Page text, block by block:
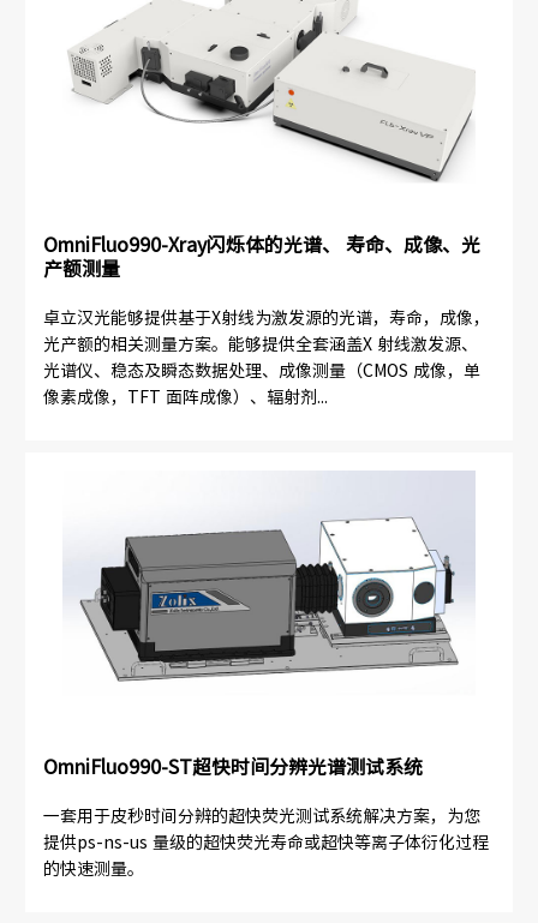
OmniFluo990-Xray闪烁体的光谱、 寿命、成像、光
产额测量
卓立汉光能够提供基于X射线为激发源的光谱，寿命，成像，
光产额的相关测量方案。能够提供全套涵盖X 射线激发源、
光谱仪、稳态及瞬态数据处理、成像测量（CMOS 成像，单
像素成像，TFT 面阵成像）、辐射剂...
OmniFluo990-ST超快时间分辨光谱测试系统
一套用于皮秒时间分辨的超快荧光测试系统解决方案，为您
提供ps-ns-us 量级的超快荧光寿命或超快等离子体衍化过程
的快速测量。